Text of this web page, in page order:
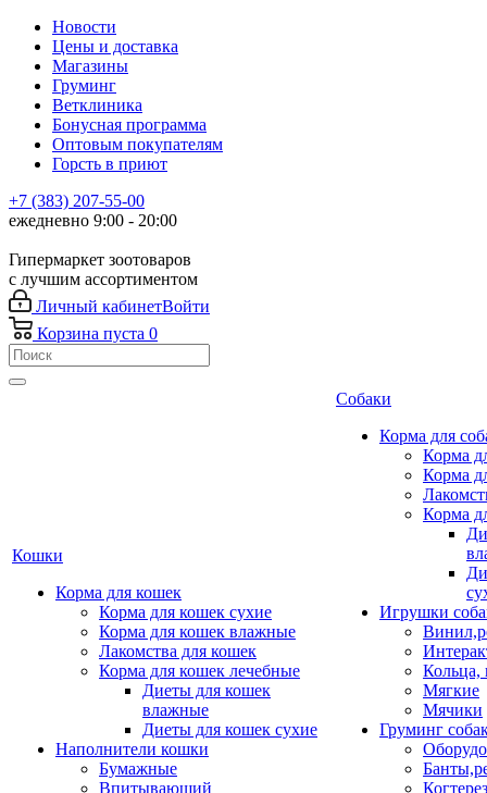
Новости
Цены и доставка
Магазины
Груминг
Ветклиника
Бонусная программа
Оптовым покупателям
Горсть в приют
+7 (383) 207-55-00
ежедневно 9:00 - 20:00
Гипермаркет зоотоваров
с лучшим ассортиментом
Личный кабинетВойти
Корзина пуста 0
Кошки
Корма для кошек
Корма для кошек сухие
Корма для кошек влажные
Лакомства для кошек
Корма для кошек лечебные
Диеты для кошек
влажные
Диеты для кошек сухие
Наполнители кошки
Бумажные
Впитывающий
Собаки
Корма для
Корма
Корма
Корма
Игрушки
Кольца,
Мягкие
Мячики
Груминг